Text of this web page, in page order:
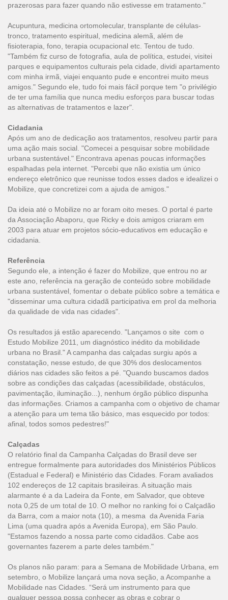
prazerosas para fazer quando não estivesse em tratamento."
Acupuntura, medicina ortomolecular, transplante de células-
tronco, tratamento espiritual, medicina alemã, além de
fisioterapia, fono, terapia ocupacional etc. Tentou de tudo.
"Também fiz curso de fotografia, aula de política, estudei, visitei
parques e equipamentos culturais pela cidade, dividi apartamento
com minha irmã, viajei enquanto pude e encontrei muito meus
amigos." Segundo ele, tudo foi mais fácil porque tem "o privilégio
de ter uma família que nunca mediu esforços para buscar todas
as alternativas de tratamentos e lazer".
Cidadania
Após um ano de dedicação aos tratamentos, resolveu partir para
uma ação mais social. "Comecei a pesquisar sobre mobilidade
urbana sustentável." Encontrava apenas poucas informações
espalhadas pela internet. "Percebi que não existia um único
endereço eletrônico que reunisse todos esses dados e idealizei o
Mobilize, que concretizei com a ajuda de amigos."
Da ideia até o Mobilize no ar foram oito meses. O portal é parte
da Associação Abaporu, que Ricky e dois amigos criaram em
2003 para atuar em projetos sócio-educativos em educação e
cidadania.
Referência
Segundo ele, a intenção é fazer do Mobilize , que entrou no ar
este ano, referência na geração de conteúdo sobre mobilidade
urbana sustentável, fomentar o debate público sobre a temática e
"disseminar uma cultura cidadã participativa em prol da melhoria
da qualidade de vida nas cidades".
Os resultados já estão aparecendo. "Lançamos o site com o
Estudo Mobilize 2011, um diagnóstico inédito da mobilidade
urbana no Brasil." A campanha das calçadas surgiu após a
constatação, nesse estudo, de que 30% dos deslocamentos
diários nas cidades são feitos a pé. "Quando buscamos dados
sobre as condições das calçadas (acessibilidade, obstáculos,
pavimentação, iluminação...), nenhum órgão público dispunha
das informações. Criamos a campanha com o objetivo de chamar
a atenção para um tema tão básico, mas esquecido por todos:
afinal, todos somos pedestres!"
Calçadas
O relatório final da Campanha Calçadas do Brasil deve ser
entregue formalmente para autoridades dos Ministérios Públicos
(Estadual e Federal) e Ministério das Cidades. Foram avaliados
102 endereços de 12 capitais brasileiras. A situação mais
alarmante é a da Ladeira da Fonte, em Salvador, que obteve
nota 0,25 de um total de 10. O melhor no ranking foi o Calçadão
da Barra, com a maior nota (10), a mesma da Avenida Faria
Lima (uma quadra após a Avenida Europa), em São Paulo.
"Estamos fazendo a nossa parte como cidadãos. Cabe aos
governantes fazerem a parte deles também."
Os planos não param: para a Semana de Mobilidade Urbana, em
setembro, o Mobilize lançará uma nova seção, a Acompanhe a
Mobilidade nas Cidades. “Será um instrumento para que
qualquer pessoa possa conhecer as obras e cobrar o